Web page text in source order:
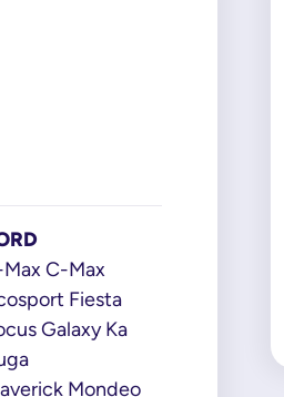
Max C-Max
Fiesta
Galaxy Ka
Mondeo